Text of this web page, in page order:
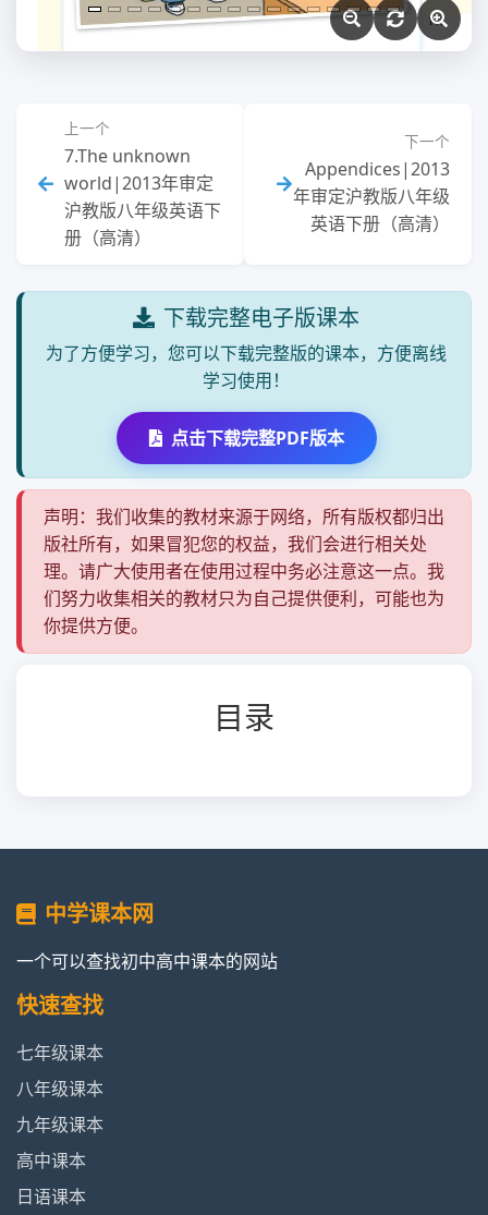
上一个
7.The unknown
world|2013年审定
沪教版八年级英语下
册（高清）
下一个
Appendices|2013
年审定沪教版八年级
英语下册（高清）
下载完整电子版课本
为了方便学习，您可以下载完整版的课本，方便离线
学习使用！
点击下载完整PDF版本
声明：我们收集的教材来源于网络，所有版权都归出
版社所有，如果冒犯您的权益，我们会进行相关处
理。请广大使用者在使用过程中务必注意这一点。我
们努力收集相关的教材只为自己提供便利，可能也为
你提供方便。
目录
中学课本网
一个可以查找初中高中课本的网站
快速查找
七年级课本
八年级课本
九年级课本
高中课本
日语课本